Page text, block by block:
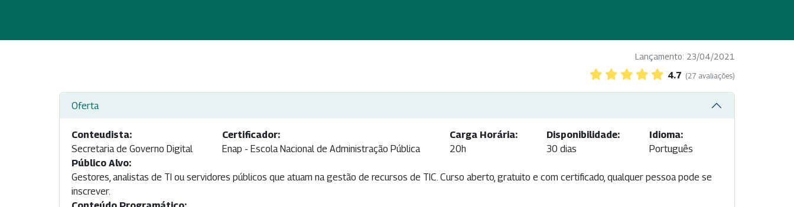
Lançamento: 23/04/2021
4.7 (27 avaliações)
Oferta
Conteudista:
Secretaria de Governo Digital
Certificador:
Enap - Escola Nacional de Administração Pública
Carga Horária:
20h
Disponibilidade:
30 dias
Idioma:
Português
Público Alvo:
Gestores, analistas de TI ou servidores públicos que atuam na gestão de recursos de TIC. Curso aberto, gratuito e com certificado, qualquer pessoa pode se
inscrever.